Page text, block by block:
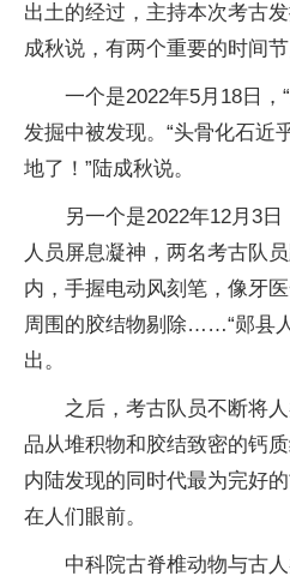
出土的经过，主持本次考古
成秋说，有两个重要的时间节
一个是2022年5月18日，
发掘中被发现。“头骨化石近
地了！”陆成秋说。
另一个是2022年12月3
人员屏息凝神，两名考古队
内，手握电动风刻笔，像牙
周围的胶结物剔除……“郧县
出。
之后，考古队员不断将
品从堆积物和胶结致密的钙
内陆发现的同时代最为完好
在人们眼前。
中科院古脊椎动物与古